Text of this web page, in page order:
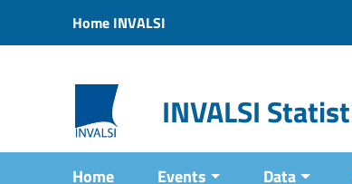
Vai al menu di navigazione
Home INVALSI
INVALSI
Home Events Data